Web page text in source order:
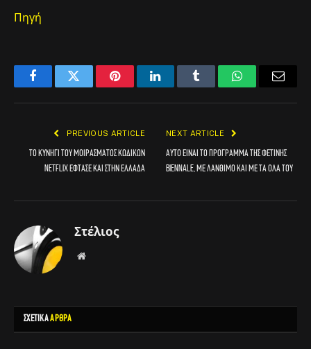
Πηγή
FacebookTwitter PinterestLinkedInTumblr WhatsApp
PREVIOUS ARTICLE
Το κυνήγι του μοιράσματος κωδικών
Netflix έφτασε και στην Ελλάδα
NEXT ARTICLE
Αυτό είναι το πρόγραμμα της φετινής
Biennale, με Λάνθιμο και με τα όλα του
Στέλιος
Website
ΣΧΕΤΙΚΑΑΡΘΡΑ